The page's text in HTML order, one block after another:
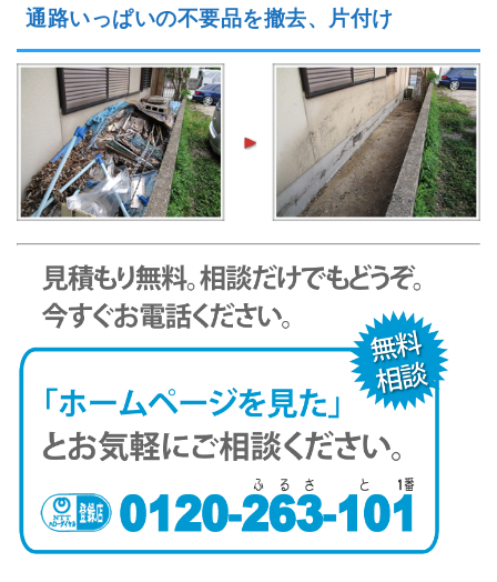
通路いっぱいの不要品を撤去、片付け